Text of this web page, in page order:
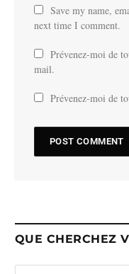
Save my name,
next time I comment.
Prévenez-moi de
mail.
Prévenez-moi de
QUE CHERCHEZ